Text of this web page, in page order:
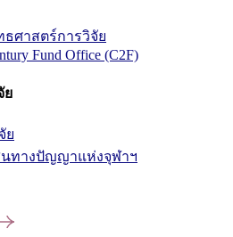
ศาสตร์การวิจัย
Fund Office (C2F)
ย
ย
ทางปัญญาแห่งจุฬาฯ